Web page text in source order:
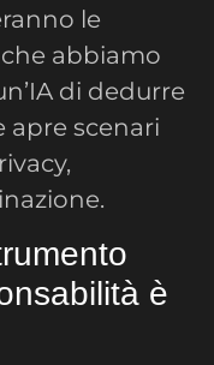
le
abbiamo
di dedurre
apre scenari
è